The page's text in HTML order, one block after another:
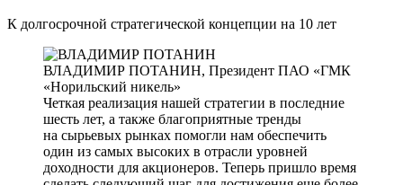
К долгосрочной стратегической концепции на 10 лет
ВЛАДИМИР ПОТАНИН, Президент ПАО «ГМК
«Норильский никель»
Четкая реализация нашей стратегии в последние
шесть лет, а также благоприятные тренды
на сырьевых рынках помогли нам обеспечить
один из самых высоких в отрасли уровней
доходности для акционеров. Теперь пришло время